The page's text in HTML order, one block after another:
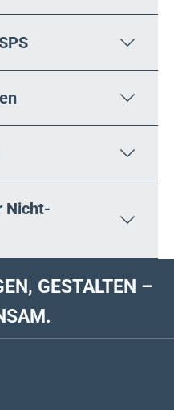
Nicht-
GESTALTEN –